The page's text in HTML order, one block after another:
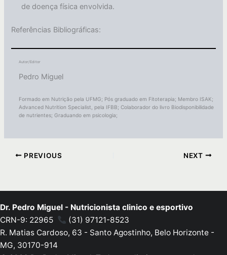
de doença física envolvida.
Referências Bibliográficas:
Autor/Editor
Pedro Miguel
Formado em Nutrição pela UFMG; Pós graduado em Fitoterapia; Membro ISAK;
Advanced Nutrition Specialist, pela IFBB; Colaborador do livro Biodisponibilidade
de nutrientes; Graduando em psicologia;
PREVIOUS NEXT
Dr. Pedro Miguel - Nutricionista clinico e esportivo
CRN-9: 22965
(31) 97121-8523
R. Matias Cardoso, 63 - Santo Agostinho, Belo Horizonte -
MG, 30170-914